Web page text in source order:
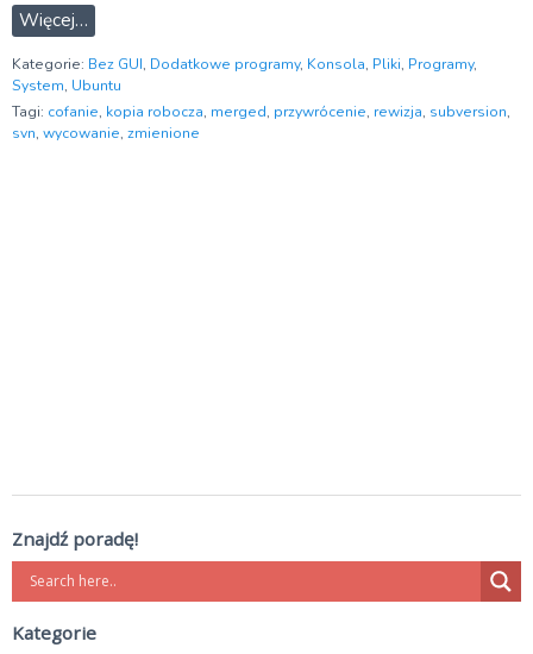
Więcej…
Kategorie: Bez GUI, Dodatkowe programy, Konsola, Pliki, Programy,
System, Ubuntu
Tagi: cofanie, kopia robocza, merged, przywrócenie, rewizja, subversion,
svn, wycowanie, zmienione
Znajdź poradę!
Kategorie